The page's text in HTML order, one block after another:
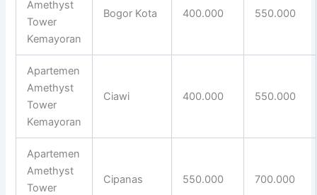
Amethyst
Tower
Kemayoran
Bogor Kota 400.000 550.000
Apartemen
Amethyst
Tower
Kemayoran
Ciawi 400.000 550.000
Apartemen
Amethyst
Tower
Cipanas 550.000 700.000